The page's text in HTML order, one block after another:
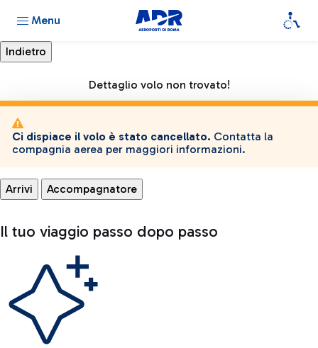
Menu
Dettaglio volo non trovato!
Ci dispiace il volo è stato cancellato. Contatta la
compagnia aerea per maggiori informazioni.
Arrivi Accompagnatore
Il tuo viaggio passo dopo passo